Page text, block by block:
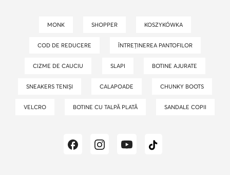
MONK SHOPPER KOSZYKÓWKA
COD DE REDUCERE ÎNTREȚINEREA PANTOFILOR
CIZME DE CAUCIU SLAPI BOTINE AJURATE
SNEAKERS TENIȘI CALAPOADE CHUNKY BOOTS
VELCRO BOTINE CU TALPĂ PLATĂ SANDALE COPII